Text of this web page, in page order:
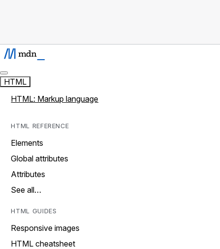
HTML
HTML: Markup language
HTML REFERENCE
Elements
Global attributes
Attributes
See all…
HTML GUIDES
Responsive images
HTML cheatsheet